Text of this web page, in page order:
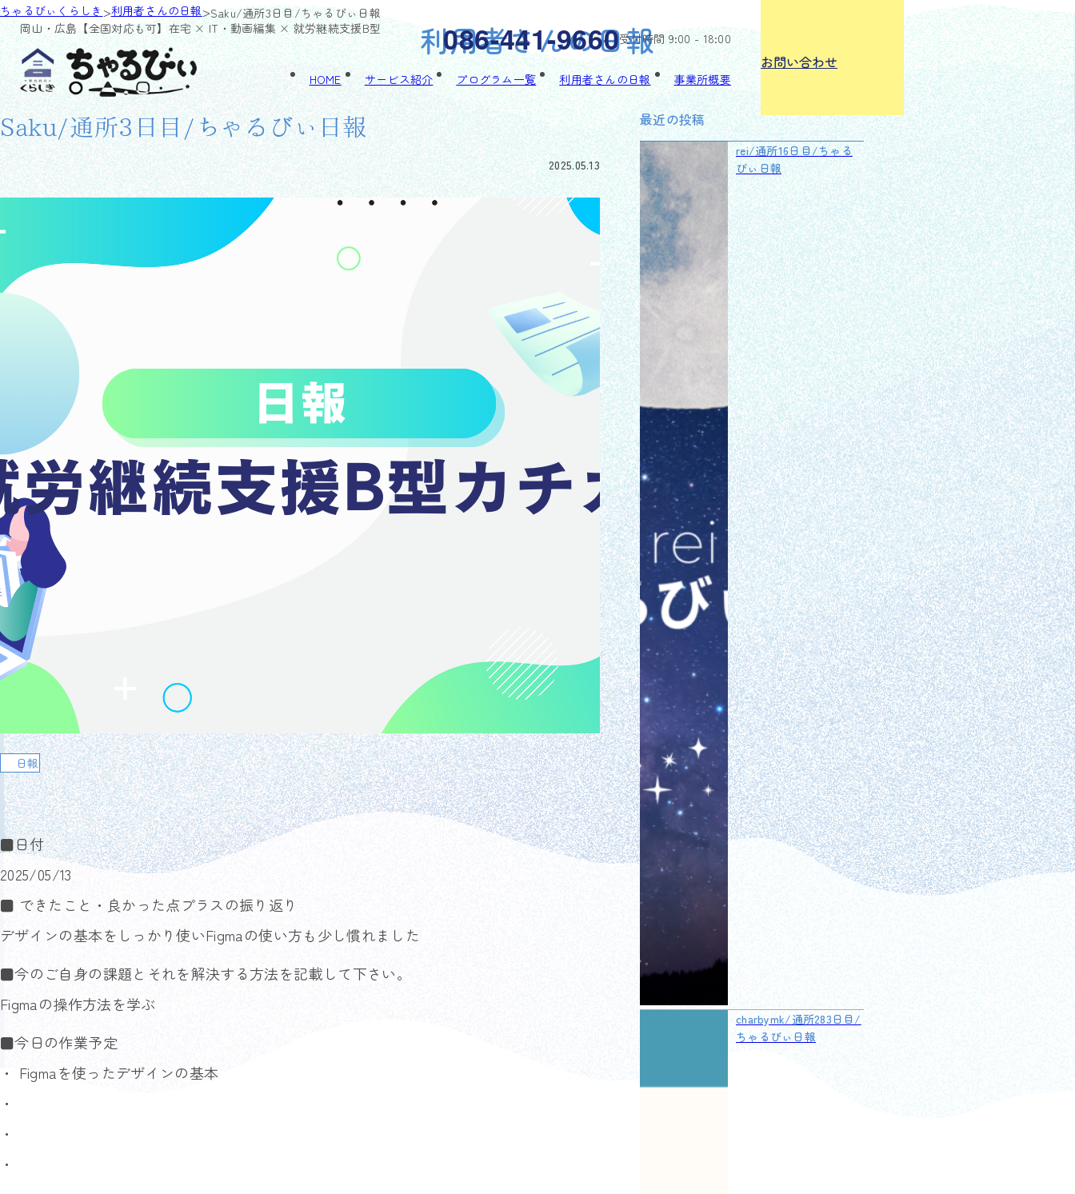
岡山・広島【全国対応も可】在宅 × IT・動画編集 × 就労継続支援B型 086-441-9660受付時間 9:00 - 18:00
HOME サービス紹介 プログラム一覧 利用者さんの日報 事業所概要
お問い合わせ
ちゃるびぃくらしき>利用者さんの日報>Saku/通所3日目/ちゃるびぃ日報
利用者さんの日報
Saku/通所3日目/ちゃるびぃ日報
2025.05.13
日報
■日付
2025/05/13
■ できたこと・良かった点プラスの振り返り
デザインの基本をしっかり使いFigmaの使い方も少し慣れました
■今のご自身の課題とそれを解決する方法を記載して下さい。
Figmaの操作方法を学ぶ
■今日の作業予定
・ Figmaを使ったデザインの基本
・
・
・
最近の投稿
rei/通所16日目/ちゃる
びぃ日報
charbymk/通所283日目/
ちゃるびぃ日報